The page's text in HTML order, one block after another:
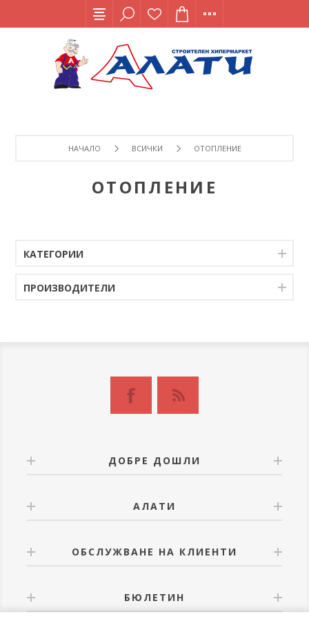
НАЧАЛО ВСИЧКИ ОТОПЛЕНИЕ
ОТОПЛЕНИЕ
КАТЕГОРИИ
ПРОИЗВОДИТЕЛИ
ДОБРЕ ДОШЛИ
АЛАТИ
ОБСЛУЖВАНЕ НА КЛИЕНТИ
БЮЛЕТИН